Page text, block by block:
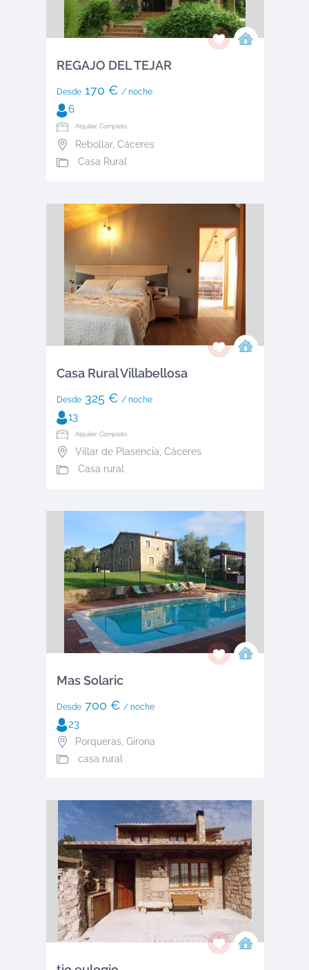
REGAJO DEL TEJAR
Desde170 € / noche
6
Alquiler: Completo
Rebollar, Cáceres
Casa Rural
Casa Rural Villabellosa
Desde325 € / noche
13
Alquiler: Completo
Villar de Plasencia Cáceres
Casa rural
Mas Solaric
Desde700 € / noche
23
Porqueras, Girona
casa rural